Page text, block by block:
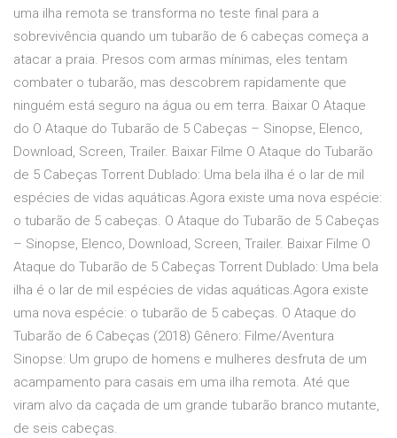
uma ilha remota se transforma no teste final para a
sobrevivência quando um tubarão de 6 cabeças começa a
atacar a praia. Presos com armas mínimas, eles tentam
combater o tubarão, mas descobrem rapidamente que
ninguém está seguro na água ou em terra. Baixar O Ataque
do O Ataque do Tubarão de 5 Cabeças – Sinopse, Elenco,
Download, Screen, Trailer. Baixar Filme O Ataque do Tubarão
de 5 Cabeças Torrent Dublado: Uma bela ilha é o lar de mil
espécies de vidas aquáticas.Agora existe uma nova espécie:
o tubarão de 5 cabeças. O Ataque do Tubarão de 5 Cabeças
– Sinopse, Elenco, Download, Screen, Trailer. Baixar Filme O
Ataque do Tubarão de 5 Cabeças Torrent Dublado: Uma bela
ilha é o lar de mil espécies de vidas aquáticas.Agora existe
uma nova espécie: o tubarão de 5 cabeças. O Ataque do
Tubarão de 6 Cabeças (2018) Gênero: Filme/Aventura
Sinopse: Um grupo de homens e mulheres desfruta de um
acampamento para casais em uma ilha remota. Até que
viram alvo da caçada de um grande tubarão branco mutante,
de seis cabeças.